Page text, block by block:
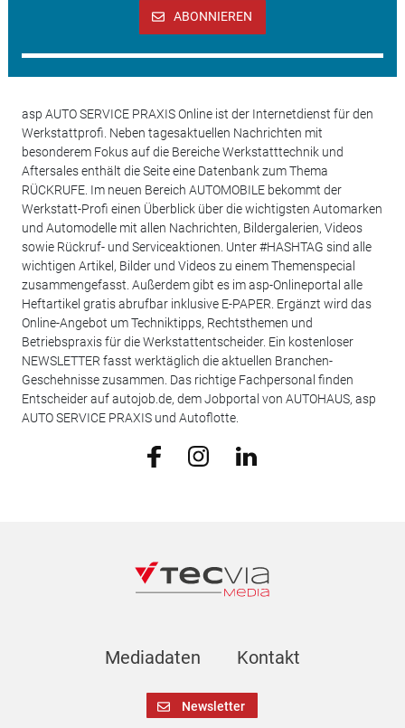
ABONNIEREN
asp AUTO SERVICE PRAXIS Online ist der Internetdienst für den
Werkstattprofi. Neben tagesaktuellen Nachrichten mit
besonderem Fokus auf die Bereiche Werkstatttechnik und
Aftersales enthält die Seite eine Datenbank zum Thema
RÜCKRUFE. Im neuen Bereich AUTOMOBILE bekommt der
Werkstatt-Profi einen Überblick über die wichtigsten Automarken
und Automodelle mit allen Nachrichten, Bildergalerien, Videos
sowie Rückruf- und Serviceaktionen. Unter #HASHTAG sind alle
wichtigen Artikel, Bilder und Videos zu einem Themenspecial
zusammengefasst. Außerdem gibt es im asp-Onlineportal alle
Heftartikel gratis abrufbar inklusive E-PAPER. Ergänzt wird das
Online-Angebot um Techniktipps, Rechtsthemen und
Betriebspraxis für die Werkstattentscheider. Ein kostenloser
NEWSLETTER fasst werktäglich die aktuellen Branchen-
Geschehnisse zusammen. Das richtige Fachpersonal finden
Entscheider auf autojob.de, dem Jobportal von AUTOHAUS, asp
AUTO SERVICE PRAXIS und Autoflotte.
Mediadaten Kontakt
Newsletter